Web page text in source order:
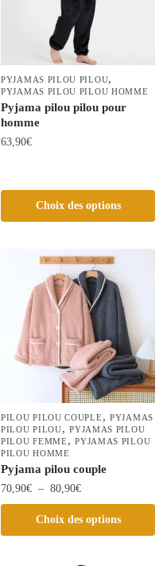
la
page
du
produit
PYJAMAS PILOU PILOU,
PYJAMAS PILOU PILOU HOMME
Pyjama pilou pilou pour
homme
63,90€
Choix des options
produit
plusieurs
options
peuvent
choisies
sur
du
produit
PILOU PILOU COUPLE,PYJAMAS
PILOU PILOU,PYJAMAS PILOU
PILOU FEMME,PYJAMAS PILOU
PILOU HOMME
Pyjama pilou couple
70,90€ – 80,90€Plage
de
prix :
70,90€
Choix des options
produit